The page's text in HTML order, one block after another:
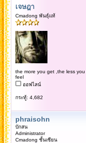
เจษฎา
Cmadong พันธุ์แท้
the more you get ,the less you
feel
ออฟไลน์
กระทู้: 4,682
phraisohn
บักสน
Administrator
Cmadong ชั้นเซียน